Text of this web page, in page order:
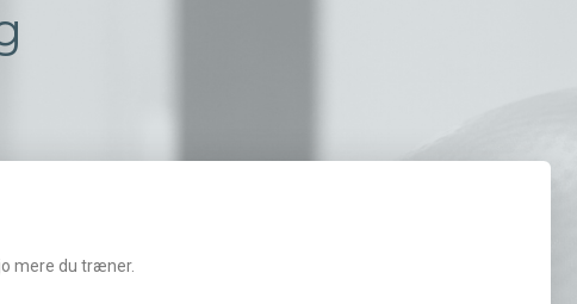
mere du træner.